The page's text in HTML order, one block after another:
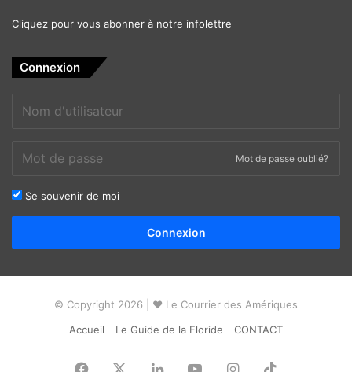
Cliquez pour vous abonner à notre infolettre
Connexion
Mot de passe oublié?
Se souvenir de moi
Connexion
© Copyright 2026 | ❤ Le Courrier des Amériques
Accueil
Le Guide de la Floride CONTACT
Facebook LinkedinYouTubeInstagram